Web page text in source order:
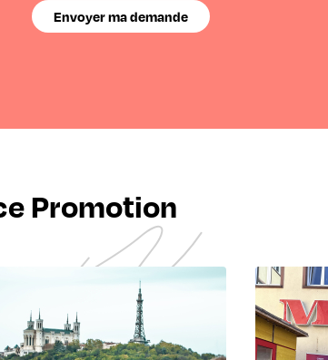
Envoyer ma demande
Promotion